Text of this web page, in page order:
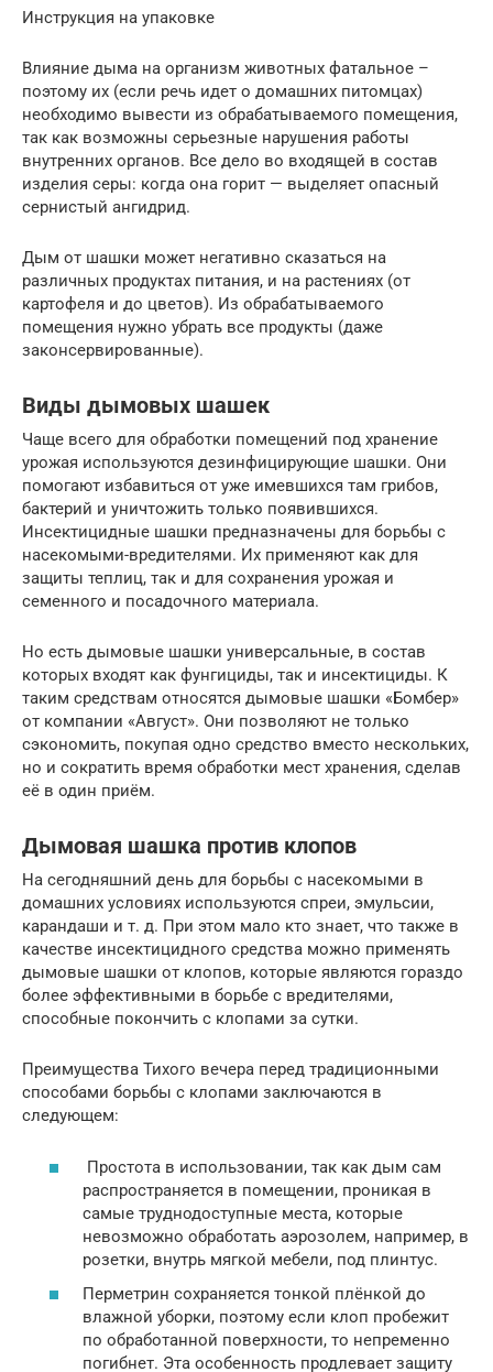
Инструкция на упаковке
Влияние дыма на организм животных фатальное –
поэтому их (если речь идет о домашних питомцах)
необходимо вывести из обрабатываемого помещения,
так как возможны серьезные нарушения работы
внутренних органов. Все дело во входящей в состав
изделия серы: когда она горит — выделяет опасный
сернистый ангидрид.
Дым от шашки может негативно сказаться на
различных продуктах питания, и на растениях (от
картофеля и до цветов). Из обрабатываемого
помещения нужно убрать все продукты (даже
законсервированные).
Виды дымовых шашек
Чаще всего для обработки помещений под хранение
урожая используются дезинфицирующие шашки. Они
помогают избавиться от уже имевшихся там грибов,
бактерий и уничтожить только появившихся.
Инсектицидные шашки предназначены для борьбы с
насекомыми-вредителями. Их применяют как для
защиты теплиц, так и для сохранения урожая и
семенного и посадочного материала.
Но есть дымовые шашки универсальные, в состав
которых входят как фунгициды, так и инсектициды. К
таким средствам относятся дымовые шашки «Бомбер»
от компании «Август». Они позволяют не только
сэкономить, покупая одно средство вместо нескольких,
но и сократить время обработки мест хранения, сделав
её в один приём.
Дымовая шашка против клопов
На сегодняшний день для борьбы с насекомыми в
домашних условиях используются спреи, эмульсии,
карандаши и т. д. При этом мало кто знает, что также в
качестве инсектицидного средства можно применять
дымовые шашки от клопов, которые являются гораздо
более эффективными в борьбе с вредителями,
способные покончить с клопами за сутки.
Преимущества Тихого вечера перед традиционными
способами борьбы с клопами заключаются в
следующем:
Простота в использовании, так как дым сам
распространяется в помещении, проникая в
самые труднодоступные места, которые
невозможно обработать аэрозолем, например, в
розетки, внутрь мягкой мебели, под плинтус.
Перметрин сохраняется тонкой плёнкой до
влажной уборки, поэтому если клоп пробежит
по обработанной поверхности, то непременно
погибнет. Эта особенность продлевает защиту